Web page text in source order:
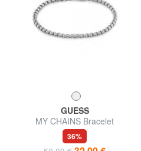
GUESS
MY CHAINS Bracelet
36%